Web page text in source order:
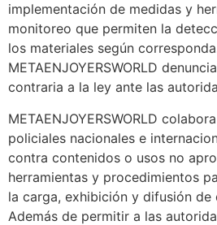
implementación de medidas y
monitoreo que permiten la
los materiales según
METAENJOYERSWORLD
contraria a la ley ante las
METAENJOYERSWORLD
policiales nacionales e
contra contenidos o usos no
herramientas y procedimientos
la carga, exhibición y difusión de
Además de permitir a las